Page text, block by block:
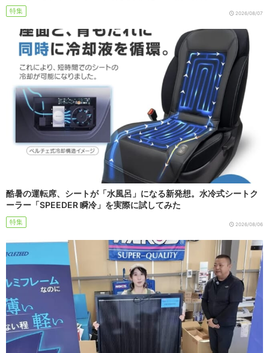
特集 2026/08/07
酷暑の運転席、シートが「水風呂」になる新発想。水冷式シートク
ーラー「SPEEDER 瞬冷」を実際に試してみた
特集 2026/08/06